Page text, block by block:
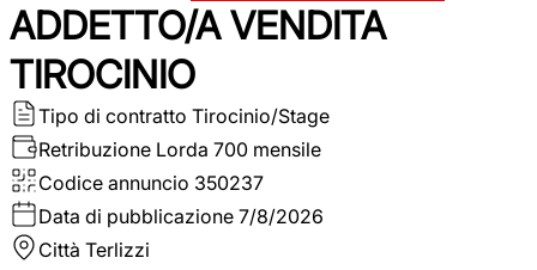
ADDETTO/A VENDITA
TIROCINIO
Tipo di contratto Tirocinio/Stage
Retribuzione Lorda 700 mensile
Codice annuncio 350237
Data di pubblicazione 7/8/2026
Città Terlizzi